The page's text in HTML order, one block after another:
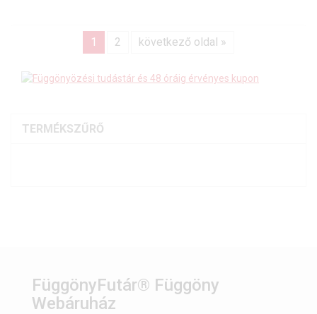
1 2 következő oldal »
TERMÉKSZŰRŐ
FüggönyFutár® Függöny
Webáruház